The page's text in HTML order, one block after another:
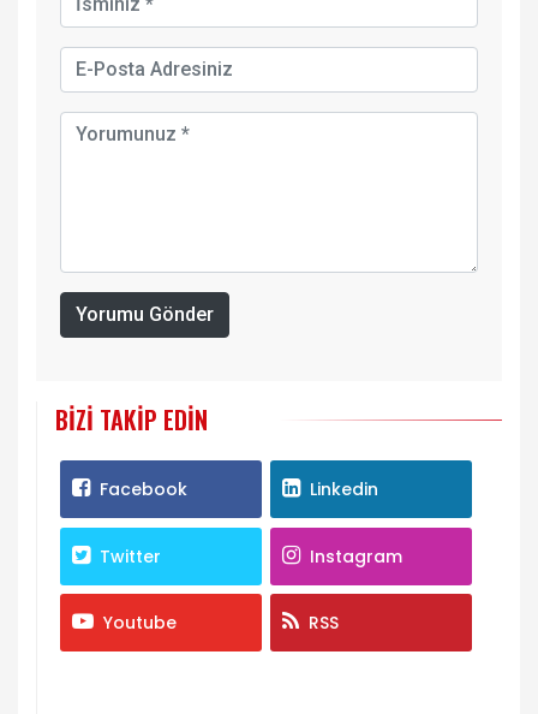
Yorumu Gönder
BIZI TAKIP EDIN
Facebook Linkedin
Twitter Instagram
Youtube RSS